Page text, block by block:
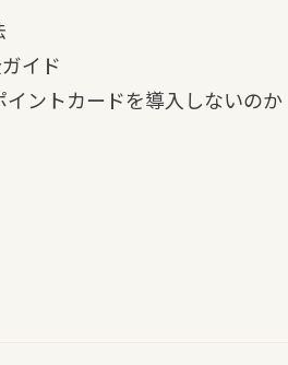
イド
ントカードを導入しないのか